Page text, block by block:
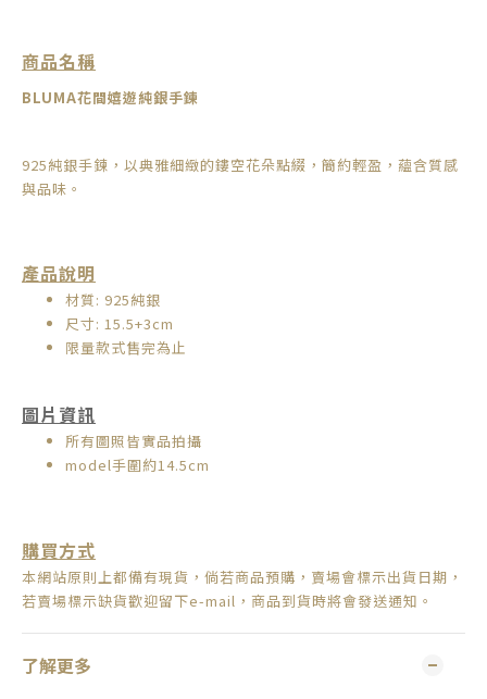
商品名稱
BLUMA花間嬉遊純銀手鍊
925純銀手鍊，以典雅細緻的鏤空花朵點綴，簡約輕盈，蘊含質感
與品味。
產品說明
材質: 925純銀
尺寸: 15.5+3cm
限量款式售完為止
圖片資訊
所有圖照皆實品拍攝
model手圍約14.5cm
購買方式
本網站原則上都備有現貨，倘若商品預購，賣場會標示出貨日期，
若賣場標示缺貨歡迎留下e-mail，商品到貨時將會發送通知。
了解更多